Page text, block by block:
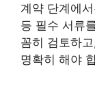
계약 단계에
등 필수 서류
꼼히 검토하
명확히 해야